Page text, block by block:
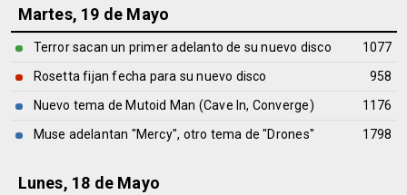
Martes, 19 de Mayo
Terror sacan un primer adelanto de su nuevo disco
1077
Rosetta fijan fecha para su nuevo disco
958
Nuevo tema de Mutoid Man (Cave In, Converge)
1176
Muse adelantan "Mercy", otro tema de "Drones"
1798
Lunes, 18 de Mayo